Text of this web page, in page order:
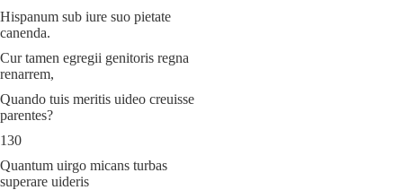
Hispanum sub iure suo pietate
canenda.
Cur tamen egregii genitoris regna
renarrem,
Quando tuis meritis uideo creuisse
parentes?
130
Quantum uirgo micans turbas
superare uideris